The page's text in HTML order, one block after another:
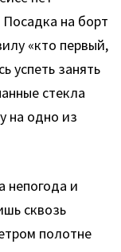
на борт
«кто первый,
успеть занять
стекла
на одно из
непогода и
сквозь
полотне